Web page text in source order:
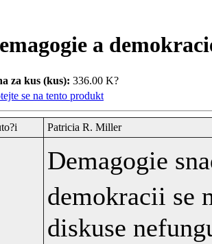
a
za kus (kus): 336.00 K?
se na tento produkt
Patricia R. Miller
Demagogie
demokracii
diskuse